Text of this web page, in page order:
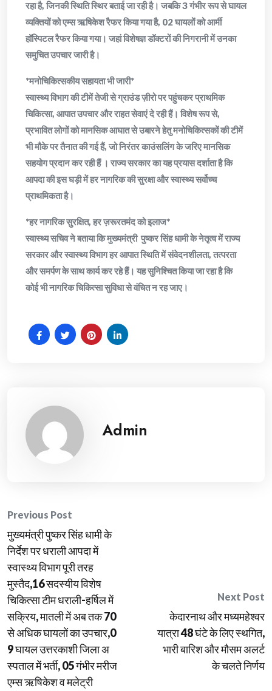
रहा है, जिनकी स्थिति स्थिर बताई जा रही है। जबकि 3 गंभीर रूप से घायल
व्यक्तियों को एम्स ऋषिकेश रैफर किया गया है, 02 घायलों को आर्मी
हॉस्पिटल रैफर किया गया। जहां विशेषज्ञ डॉक्टरों की निगरानी में उनका
समुचित उपचार जारी है।
*मनोचिकित्सकीय सहायता भी जारी*
स्वास्थ्य विभाग की टीमें तेजी से ग्राउंड ज़ीरो पर पहुंचकर प्राथमिक
चिकित्सा, आपात उपचार और राहत सेवाएं दे रही हैं। विशेष रूप से,
प्रभावित लोगों को मानसिक आघात से उबारने हेतु मनोचिकित्सकों की टीमें
भी मौके पर तैनात की गई हैं, जो निरंतर काउंसलिंग के जरिए मानसिक
सहयोग प्रदान कर रही हैं । राज्य सरकार का यह प्रयास दर्शाता है कि
आपदा की इस घड़ी में हर नागरिक की सुरक्षा और स्वास्थ्य सर्वोच्च
प्राथमिकता है।
*हर नागरिक सुरक्षित, हर ज़रूरतमंद को इलाज*
स्वास्थ्य सचिव ने बताया कि मुख्यमंत्री पुष्कर सिंह धामी के नेतृत्व में राज्य
सरकार और स्वास्थ्य विभाग हर आपात स्थिति में संवेदनशीलता, तत्परता
और समर्पण के साथ कार्य कर रहे हैं। यह सुनिश्चित किया जा रहा है कि
कोई भी नागरिक चिकित्सा सुविधा से वंचित न रह जाए।
Admin
Post
navigation
Previous Post
मुख्यमंत्री पुष्कर सिंह धामी के
निर्देश पर धराली आपदा में
स्वास्थ्य विभाग पूरी तरह
मुस्तैद,16 सदस्यीय विशेष
चिकित्सा टीम धराली-हर्षिल में
सक्रिय, मातली में अब तक 70
से अधिक घायलों का उपचार,0
9 घायल उत्तरकाशी जिला अ
स्पताल में भर्ती, 05 गंभीर मरीज
एम्स ऋषिकेश व मलेट्री
Next Post
केदारनाथ और मध्यमहेश्वर
यात्रा 48 घंटे के लिए स्थगित,
भारी बारिश और मौसम अलर्ट
के चलते निर्णय